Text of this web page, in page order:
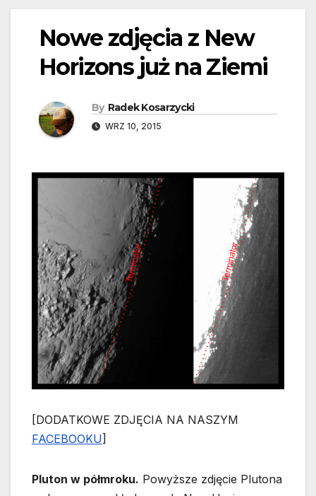
Nowe zdjęcia z New
Horizons już na Ziemi
By Radek Kosarzycki
WRZ 10, 2015
[DODATKOWE ZDJĘCIA NA NASZYM
FACEBOOKU]
Pluton w półmroku. Powyższe zdjęcie Plutona